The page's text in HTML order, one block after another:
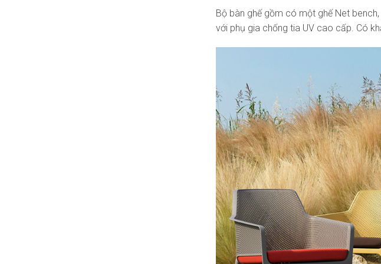
Bộ bàn ghế gồm có một ghế Net
với phụ gia chống tia UV cao cấp. Có